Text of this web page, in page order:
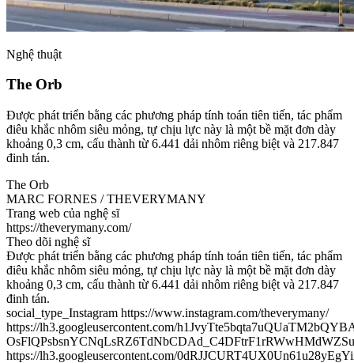
Nghệ thuật
The Orb
Được phát triển bằng các phương pháp tính toán tiên tiến, tác phẩm
điêu khắc nhôm siêu mỏng, tự chịu lực này là một bề mặt đơn dày
khoảng 0,3 cm, cấu thành từ 6.441 dải nhôm riêng biệt và 217.847
đinh tán.
The Orb
MARC FORNES / THEVERYMANY
Trang web của nghệ sĩ
https://theverymany.com/
Theo dõi nghệ sĩ
Được phát triển bằng các phương pháp tính toán tiên tiến, tác phẩm
điêu khắc nhôm siêu mỏng, tự chịu lực này là một bề mặt đơn dày
khoảng 0,3 cm, cấu thành từ 6.441 dải nhôm riêng biệt và 217.847
đinh tán.
social_type_Instagram https://www.instagram.com/theverymany/
https://lh3.googleusercontent.com/
https://lh3.googleusercontent.com/